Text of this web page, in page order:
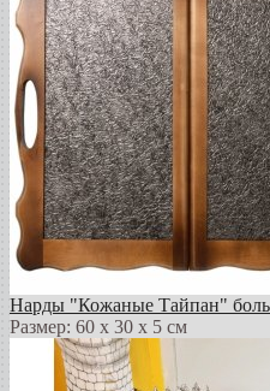
Нарды "Кожаные Тайпан"
Размер: 60 х 30 х 5 см